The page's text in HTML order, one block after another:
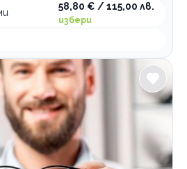
58,80 € / 115,00 лв.
избери